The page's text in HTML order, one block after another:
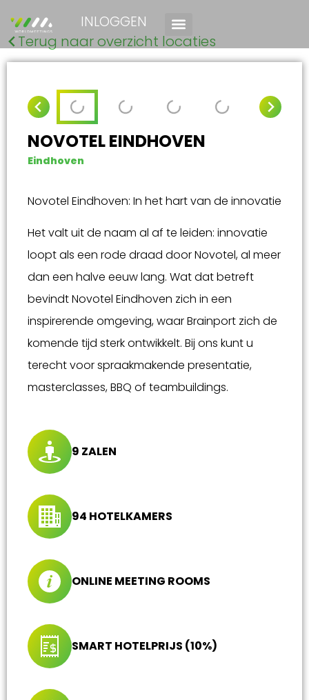
INLOGGEN
Terug naar overzicht locaties
NOVOTEL EINDHOVEN
Eindhoven
Novotel Eindhoven: In het hart van de innovatie
Het valt uit de naam al af te leiden: innovatie
loopt als een rode draad door Novotel, al meer
dan een halve eeuw lang. Wat dat betreft
bevindt Novotel Eindhoven zich in een
inspirerende omgeving, waar Brainport zich de
komende tijd sterk ontwikkelt. Bij ons kunt u
terecht voor spraakmakende presentatie,
masterclasses, BBQ of teambuildings.
9 ZALEN
94 HOTELKAMERS
ONLINE MEETING ROOMS
SMART HOTELPRIJS (10%)